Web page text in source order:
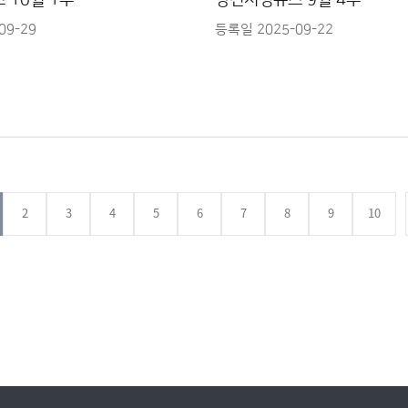
29 등록일 2025-09-22
2 3 4 5 6 7 8 9 10
다음페이지마지막페이지